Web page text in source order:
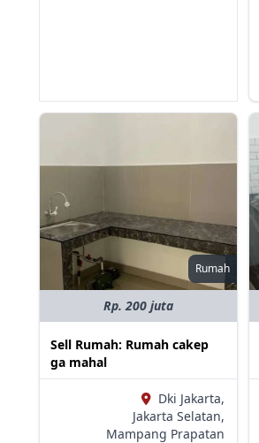
Rumah
Rp. 200 juta
Sell Rumah: Rumah cakep
ga mahal
Dki Jakarta,
Jakarta Selatan,
Mampang Prapatan